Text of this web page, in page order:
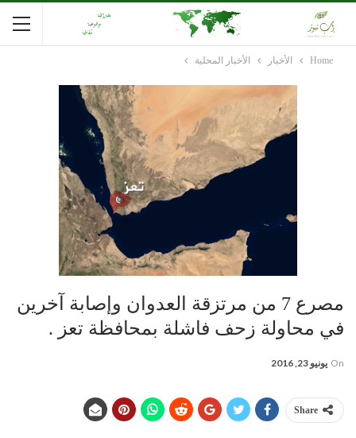
Home الأخبار الأخبار المحلية
مصرع 7 من مرتزقة العدوان وإصابة آخرين
في محاولة زحف فاشلة بمحافظة تعز .
On يونيو 23, 2016
Share